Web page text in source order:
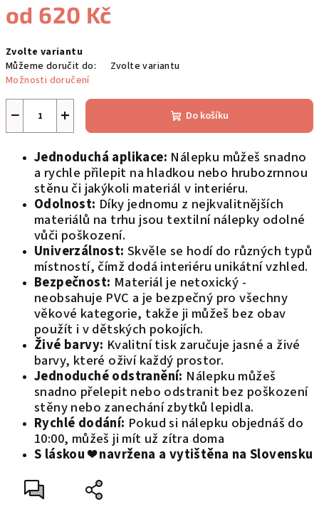
od 620 Kč
cena:
Zvolte variantu
Můžeme doručit do:
Zvolte variantu
Možnosti doručení
+
− Do košíku
Jednoduchá aplikace: Nálepku můžeš snadno
a rychle přilepit na hladkou nebo hrubozrnnou
stěnu či jakýkoli materiál v interiéru.
Odolnost: Díky jednomu z nejkvalitnějších
materiálů na trhu jsou textilní nálepky odolné
vůči poškození.
Univerzálnost: Skvěle se hodí do různých typů
místností, čímž dodá interiéru unikátní vzhled.
Bezpečnost: Materiál je netoxický -
neobsahuje PVC a je bezpečný pro všechny
věkové kategorie, takže ji můžeš bez obav
použít i v dětských pokojích.
Živé barvy: Kvalitní tisk zaručuje jasné a živé
barvy, které oživí každý prostor.
Jednoduché odstranění: Nálepku můžeš
snadno přelepit nebo odstranit bez poškození
stěny nebo zanechání zbytků lepidla.
Rychlé dodání: Pokud si nálepku objednáš do
10:00, můžeš ji mít už zítra doma
S láskou ❤️ navržena a vytištěna na Slovensku